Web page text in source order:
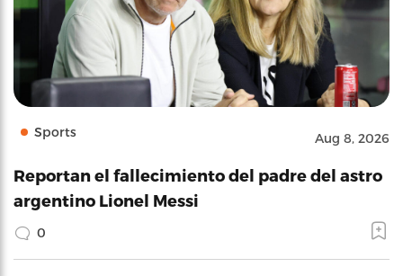
Sports Aug 8, 2026
Reportan el fallecimiento del padre del astro
argentino Lionel Messi
0